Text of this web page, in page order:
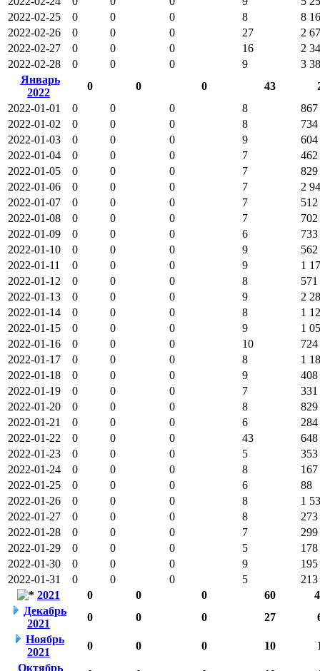
2022-02-25
0 0 0 8
8
2022-02-26
0 0 0 27
2
2022-02-27
0 0 0 16
2
2022-02-28
0 0 0 9
3
Январь
2022
0 0 0 43
2022-01-01
0 0 0 8
867
2022-01-02
0 0 0 8
734
2022-01-03
0 0 0 9
604
2022-01-04
0 0 0 7
462
2022-01-05
0 0 0 7
829
2022-01-06
0 0 0 7
2
2022-01-07
0 0 0 7
512
2022-01-08
0 0 0 7
702
2022-01-09
0 0 0 6
733
2022-01-10
0 0 0 9
562
2022-01-11
0 0 0 9
1
2022-01-12
0 0 0 8
571
2022-01-13
0 0 0 9
2
2022-01-14
0 0 0 8
1
2022-01-15
0 0 0 9
1
2022-01-16
0 0 0 10
724
2022-01-17
0 0 0 8
1
2022-01-18
0 0 0 9
408
2022-01-19
0 0 0 7
331
2022-01-20
0 0 0 8
829
2022-01-21
0 0 0 6
284
2022-01-22
0 0 0 43
648
2022-01-23
0 0 0 5
353
2022-01-24
0 0 0 8
167
2022-01-25
0 0 0 6
88
2022-01-26
0 0 0 8
1
2022-01-27
0 0 0 8
273
2022-01-28
0 0 0 7
299
2022-01-29
0 0 0 5
178
2022-01-30
0 0 0 9
195
2022-01-31
0 0 0 5
213
2021
0 0 0 60
Декабрь
2021
0 0 0 27
Ноябрь
2021
0 0 0 10
Октябрь